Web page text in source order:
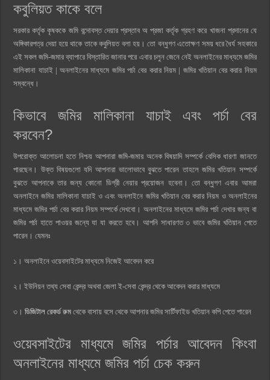
কবুলিয়ত কাকে বলে
সরকার কর্তৃক কৃষককে জমি বন্দোবস্ত দেয়ার প্রস্তাব অ প্রজা কর্তৃক গ্রহণ করে খাজনা প্রদানের যে
অঙ্গিকারপত্র দেয়া হয়ে থাকে তাকে কবুলিয়ত বলা হয়। তো বন্ধুগণ এতোক্ষণ সময় ধরে ধৈর্য সহকারে
এই সকল জমি-জমার ব্যাপারে বিস্তারিত জানার পরে এবার চলুন জেনে নেই অনলাইনের মাধ্যমে জমির
মালিকানা যাচাই | অনলাইনের মাধ্যমে জমির পর্চা বের করার নিয়ম | জমির খতিয়ান বের করার নিয়ম
সম্বন্ধে।
কিভাবে জমির মালিকানা যাচাই এবং পর্চা বের
করবেন?
উপরোক্ত আলোচনা হতে নিশ্চয় আপনারা জমি-জমার অনেক বিষয়াদি সম্পর্কে বেসিক ধারণা জানতে
পারছেন। উক্ত বিষয়গুলো যদি আপনারা ভালোভাবে বুঝতে পারেন তাহলে জমির খতিয়ান সম্পর্কে
বুঝতে আপনাকে তার জন্য কোনো ডিগ্রী নেয়ার প্রয়োজন হবেনা। তো বন্ধুগণ এবার আমরা
অনলাইনে জমির মালিকানা যাচাই ও এবং অনলাইনে জমির খতিয়ান বের করার নিয়ম ও অনলাইনের
মাধ্যমে জমির পর্চা বের করার নিয়ম সম্পর্কে দেখবো। অনলাইনের মাধ্যমে জমির পর্চা দেখার জন্য বা
জমির পর্চা হাতে পাওয়র জন্যে যা যা করতে হবে। আপনি সাধারণত ৩ ভাবে জমির খতিয়ান পেতে
পারেন। যেমনঃ
১। অনলাইনে ওয়েবসাইটের মাধ্যমে নিজেই আবেদন করে
২। ইউনিয়ন তথ্য সেবা কেন্দ্র অথবা জেলা ই-সেবা কেন্দ্র থেকে আবেদন করার মাধ্যমে
৩।ডিজিটাল রেকর্ড রুম থেকে বাসায় বসে থেকে আপনার জমির সার্টিফাইড খতিয়ান কপি পেতে পারেন
ওয়েবসাইটের মাধ্যমে জমির পর্চার আবেদন কিংবা
অনলাইনের মাধ্যমে জমির পর্চা চেক করুন